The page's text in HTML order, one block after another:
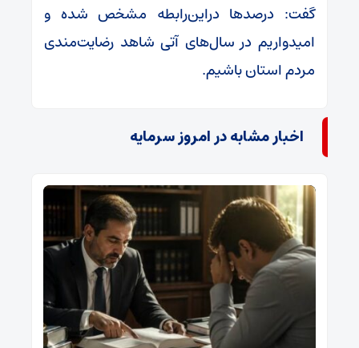
گفت: درصدها دراین‌رابطه مشخص شده و
امیدواریم در سال‌های آتی شاهد رضایت‌مندی
مردم استان باشیم.
اخبار مشابه در امروز سرمایه